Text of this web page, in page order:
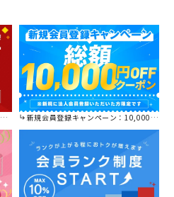
新規会員登録キャンペーン：10,000円OFFクーポン進呈中！